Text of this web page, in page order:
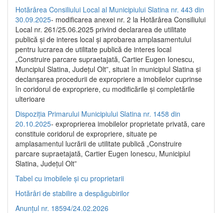
Hotărârea Consiliului Local al Municipiului Slatina nr. 443 din
30.09.2025- modificarea anexei nr. 2 la Hotărârea Consiliului
Local nr. 261/25.06.2025 privind declararea de utilitate
publică şi de interes local şi aprobarea amplasamentului
pentru lucrarea de utilitate publică de interes local
„Construire parcare supraetajată, Cartier Eugen Ionescu,
Muncipiul Slatina, Judeţul Olt”, situat în municipiul Slatina şi
declanşarea procedurii de expropriere a imobilelor cuprinse
în coridorul de expropriere, cu modificările şi completările
ulterioare
Dispoziția Primarului Municipiului Slatina nr. 1458 din
20.10.2025- exproprierea imobilelor proprietate privată, care
constituie coridorul de expropriere, situate pe
amplasamentul lucrării de utilitate publică „Construire
parcare supraetajată, Cartier Eugen Ionescu, Municipiul
Slatina, Județul Olt”
Tabel cu imobilele și cu proprietarii
Hotărâri de stabilire a despăgubirilor
Anunțul nr. 18594/24.02.2026